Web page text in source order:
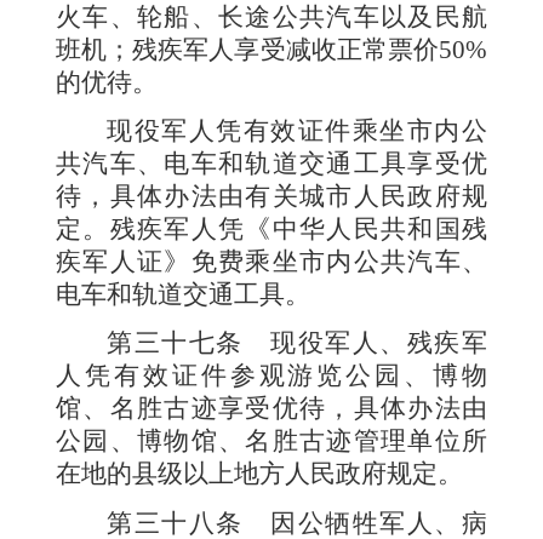
火车、轮船、长途公共汽车以及民航
班机；残疾军人享受减收正常票价50%
的优待。
现役军人凭有效证件乘坐市内公
共汽车、电车和轨道交通工具享受优
待，具体办法由有关城市人民政府规
定。残疾军人凭《中华人民共和国残
疾军人证》免费乘坐市内公共汽车、
电车和轨道交通工具。
第三十七条现役军人、残疾军
人凭有效证件参观游览公园、博物
馆、名胜古迹享受优待，具体办法由
公园、博物馆、名胜古迹管理单位所
在地的县级以上地方人民政府规定。
第三十八条
因公牺牲军人、病